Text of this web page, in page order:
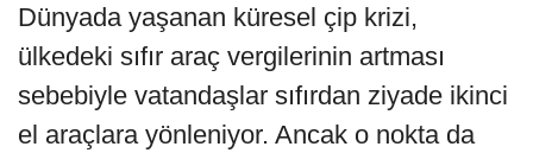
Dünyada yaşanan küresel çip krizi,
ülkedeki sıfır araç vergilerinin artması
sebebiyle vatandaşlar sıfırdan ziyade ikinci
el araçlara yönleniyor. Ancak o nokta da